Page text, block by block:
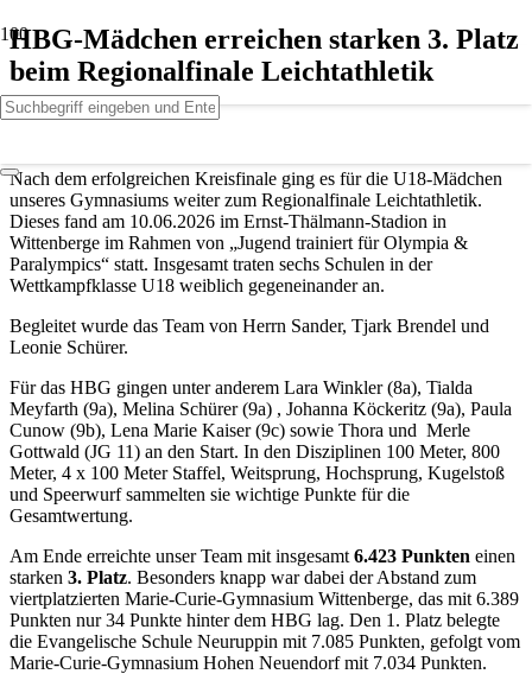
HBG-Mädchen erreichen starken 3. Platz
beim Regionalfinale Leichtathletik
Veröffentlicht:vor 2 Monaten
Nach dem erfolgreichen Kreisfinale ging es für die U18-Mädchen
unseres Gymnasiums weiter zum Regionalfinale Leichtathletik.
Dieses fand am 10.06.2026 im Ernst-Thälmann-Stadion in
Wittenberge im Rahmen von „Jugend trainiert für Olympia &
Paralympics“ statt. Insgesamt traten sechs Schulen in der
Wettkampfklasse U18 weiblich gegeneinander an.
Begleitet wurde das Team von Herrn Sander, Tjark Brendel und
Leonie Schürer.
Für das HBG gingen unter anderem Lara Winkler (8a), Tialda
Meyfarth (9a), Melina Schürer (9a) , Johanna Köckeritz (9a), Paula
Cunow (9b), Lena Marie Kaiser (9c) sowie Thora und Merle
Gottwald (JG 11) an den Start. In den Disziplinen 100 Meter, 800
Meter, 4 x 100 Meter Staffel, Weitsprung, Hochsprung, Kugelstoß
und Speerwurf sammelten sie wichtige Punkte für die
Gesamtwertung.
Am Ende erreichte unser Team mit insgesamt 6.423 Punkten einen
starken 3. Platz. Besonders knapp war dabei der Abstand zum
viertplatzierten Marie-Curie-Gymnasium Wittenberge, das mit 6.389
Punkten nur 34 Punkte hinter dem HBG lag. Den 1. Platz belegte
die Evangelische Schule Neuruppin mit 7.085 Punkten, gefolgt vom
Marie-Curie-Gymnasium Hohen Neuendorf mit 7.034 Punkten.